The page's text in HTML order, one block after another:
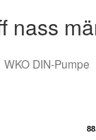
nass
WKO DIN-Pumpe